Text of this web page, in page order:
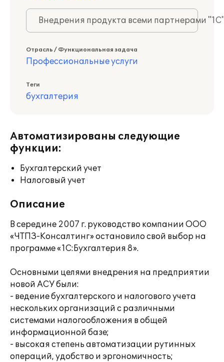
Внедрения продукта всеми партнерами
Отрасль / Функциональная задача
Профессиональные услуги
Теги
бухгалтерия
Автоматизированы следующие
функции:
Бухгалтерский учет
Налоговый учет
Описание
В середине 2007 г. руководство компании ООО
«ЧТПЗ-Консалтинг» остановило свой выбор на
программе «1С:Бухгалтерия 8».
Основными целями внедрения на предприятии
новой АСУ были:
- ведение бухгалтерского и налогового учета
нескольких организаций с различными
системами налогообложения в общей
информационной базе;
- высокая степень автоматизации рутинных
операций, удобство и эргономичность;